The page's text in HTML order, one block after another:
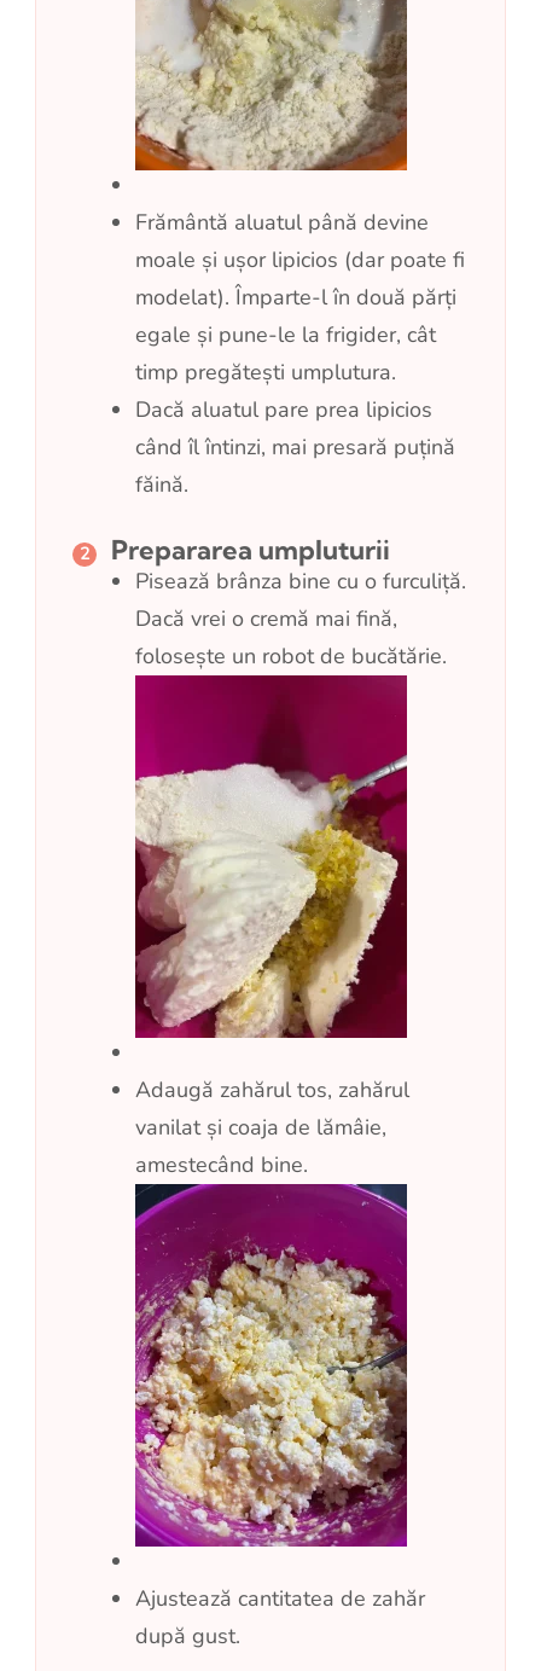
Frământă aluatul până devine
moale și ușor lipicios (dar poate fi
modelat). Împarte-l în două părți
egale și pune-le la frigider, cât
timp pregătești umplutura.
Dacă aluatul pare prea lipicios
când îl întinzi, mai presară puțină
făină.
Prepararea umpluturii
Pisează brânza bine cu o furculiță.
Dacă vrei o cremă mai fină,
folosește un robot de bucătărie.
Adaugă zahărul tos, zahărul
vanilat și coaja de lămâie,
amestecând bine.
Ajustează cantitatea de zahăr
după gust.